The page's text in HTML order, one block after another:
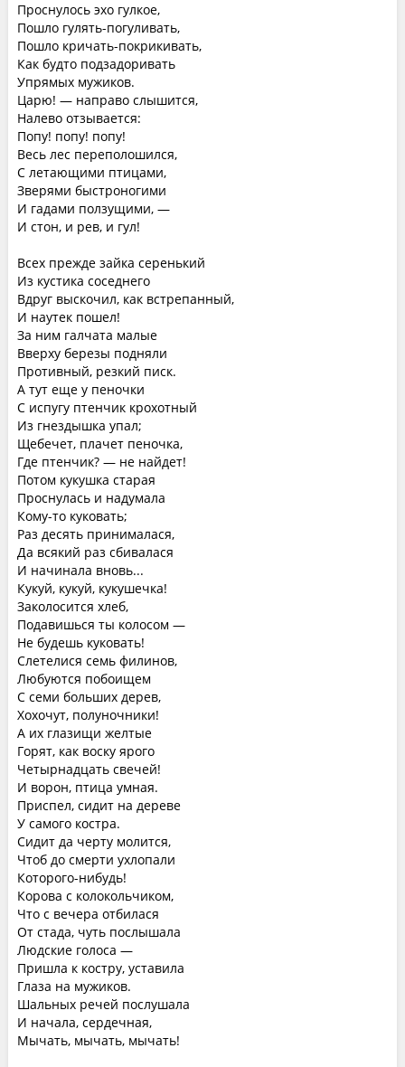
Проснулось эхо гулкое,
Пошло гулять-погуливать,
Пошло кричать-покрикивать,
Как будто подзадоривать
Упрямых мужиков.
Царю! — направо слышится,
Налево отзывается:
Попу! попу! попу!
Весь лес переполошился,
С летающими птицами,
Зверями быстроногими
И гадами ползущими, —
И стон, и рев, и гул!
Всех прежде зайка серенький
Из кустика соседнего
Вдруг выскочил, как встрепанный,
И наутек пошел!
За ним галчата малые
Вверху березы подняли
Противный, резкий писк.
А тут еще у пеночки
С испугу птенчик крохотный
Из гнездышка упал;
Щебечет, плачет пеночка,
Где птенчик? — не найдет!
Потом кукушка старая
Проснулась и надумала
Кому-то куковать;
Раз десять принималася,
Да всякий раз сбивалася
И начинала вновь...
Кукуй, кукуй, кукушечка!
Заколосится хлеб,
Подавишься ты колосом —
Не будешь куковать!
Слетелися семь филинов,
Любуются побоищем
С семи больших дерев,
Хохочут, полуночники!
А их глазищи желтые
Горят, как воску ярого
Четырнадцать свечей!
И ворон, птица умная.
Приспел, сидит на дереве
У самого костра.
Сидит да черту молится,
Чтоб до смерти ухлопали
Которого-нибудь!
Корова с колокольчиком,
Что с вечера отбилася
От стада, чуть послышала
Людские голоса —
Пришла к костру, уставила
Глаза на мужиков.
Шальных речей послушала
И начала, сердечная,
Мычать, мычать, мычать!